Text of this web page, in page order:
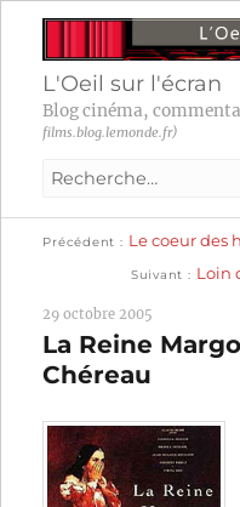
L'Oeil sur l'écran
Blog cinéma,
films.blog.lemonde.fr)
Recherche
:
Navigation
l’article
Précédent Le coeur des
Suivant Loin
29 octobre 2005
La Reine
Chéreau